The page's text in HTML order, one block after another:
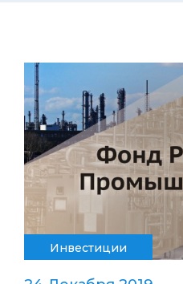
Инвестиции